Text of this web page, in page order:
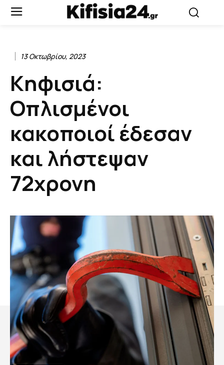
13 Οκτωβρίου, 2023
Κηφισιά:
Οπλισμένοι
κακοποιοί έδεσαν
και λήστεψαν
72χρονη